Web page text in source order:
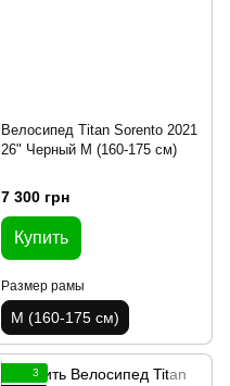
Велосипед Titan Sorento 2021
26" Черный M (160-175 см)
7 300 грн
Купить
Размер рамы
M (160-175 см)
3